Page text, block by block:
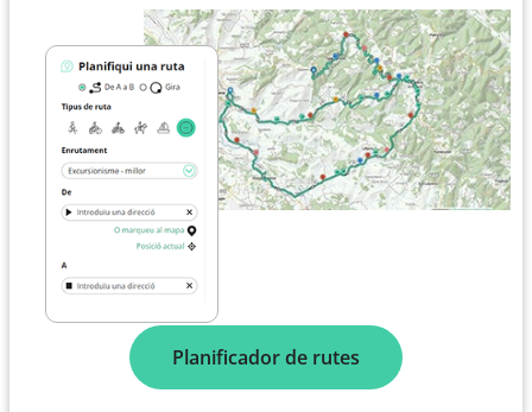
Planificador de rutes